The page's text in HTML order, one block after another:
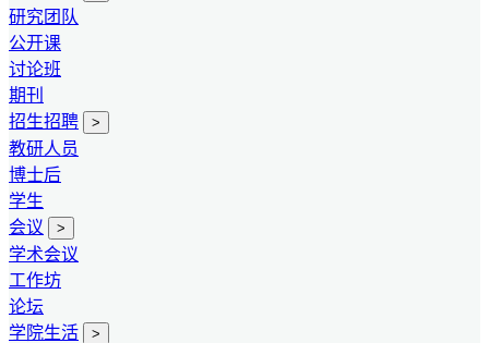
研究团队
公开课
讨论班
期刊
招生招聘
>
教研人员
博士后
学生
会议
>
学术会议
工作坊
论坛
学院生活
>